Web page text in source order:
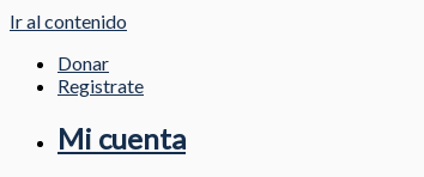
Ir al contenido
Donar
Registrate
Mi cuenta